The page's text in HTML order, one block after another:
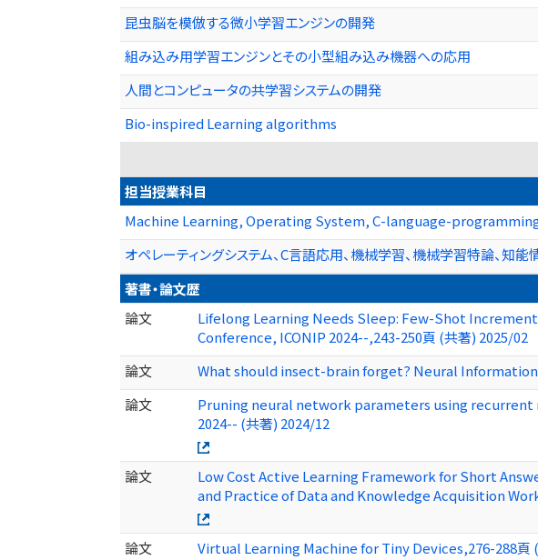
昆虫脳を模倣する微小学習エンジンの開発
組み込み用学習エンジンとその小型組み込み機器への応用
人間とコンピュータの共学習システムの開発
Bio-inspired Learning algorithms
担当授業科目
Machine Learning, Operating System, C-language-
オペレーティングシステム、C言語応用、機械学習、機械学習特論、知
著書・論文歴
論文
Lifelong Learning Needs Sleep: Few-Shot
Conference, ICONIP 2024--,243-250頁 (共著) 2025/02
論文
What should insect-brain forget? Neural
論文
Pruning neural network parameters using
2024-- (共著) 2024/12
論文
Low Cost Active Learning Framework for Short
and Practice of Data and Knowledge Acquisition
論文
Virtual Learning Machine for Tiny Devices,276-288頁